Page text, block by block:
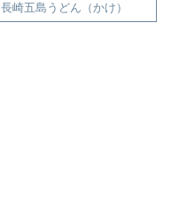
長崎五島うどん（かけ）